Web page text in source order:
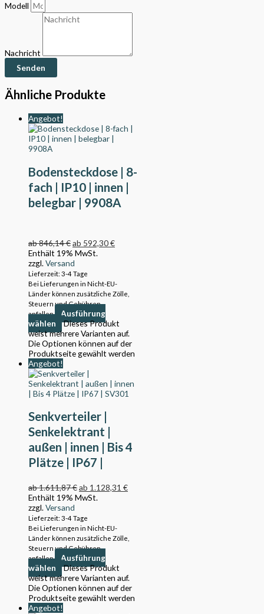
Modell
Nachricht
Senden
Ähnliche Produkte
Angebot!
Bodensteckdose | 8-
fach | IP10 | innen |
belegbar | 9908A
ab846,14€ab 592,30€
Enthält 19% MwSt.
zzgl.Versand
Lieferzeit: 3-4 Tage
Bei Lieferungen in Nicht-EU-
Länder können zusätzliche Zölle,
Steuern und Gebühren
anfallen.
Ausführung
wählen
Dieses Produkt
weist mehrere Varianten auf.
Die Optionen können auf der
Produktseite gewählt werden
Angebot!
Senkverteiler |
Senkelektrant |
außen | innen | Bis 4
Plätze | IP67 |
ab1.611,87€ab 1.128,31 €
Enthält 19% MwSt.
zzgl.Versand
Lieferzeit: 3-4 Tage
Bei Lieferungen in Nicht-EU-
Länder können zusätzliche Zölle,
Steuern und Gebühren
anfallen.
Ausführung
wählen
Dieses Produkt
weist mehrere Varianten auf.
Die Optionen können auf der
Produktseite gewählt werden
Angebot!